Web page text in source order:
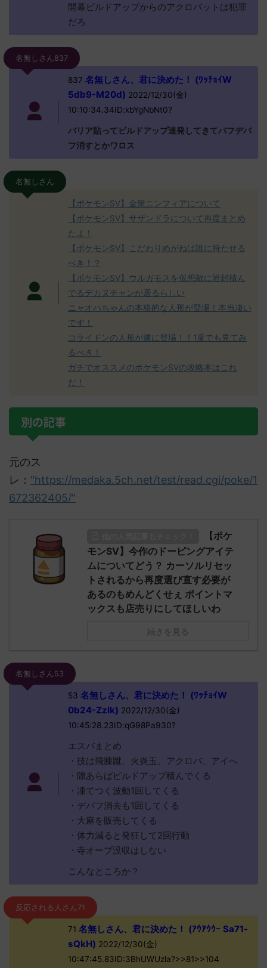
開幕ビルドアップからのアクロバットは犯罪
だろ
名無しさん837
837 名無しさん、君に決めた！ (ﾜｯﾁｮｲW
5db9-M20d) 2022/12/30(金)
10:10:34.34ID:kbYgNbNt0?
バリア貼ってビルドアップ連発してきてバフデバ
フ消すとかワロス
名無しさん
【ポケモンSV】金策ニンフィアについて
【ポケモンSV】サザンドラについて再度まとめ
たよ！
【ポケモンSV】こだわりめがねは誰に持たせる
べき！？
【ポケモンSV】ウルガモスを仮想敵に岩封積ん
でるデカヌチャンが居るらしい
ニャオハちゃんの本格的な人形が登場！本当凄い
です！
コライドンの人形が遂に登場！！1度でも見てみ
るべき！
ガチでオススメのポケモンSVの攻略本はこれ
だ！
別の記事
元のス
レ： "https://medaka.5ch.net/test/read.cgi/poke/1
672362405/"
【ポケ
モンSV】今作のドーピングアイテ
ムについてどう？ カーソルリセッ
トされるから再度選び直す必要が
あるのもめんどくせぇ ポイントマ
ックスも店売りにしてほしいわ
続きを見る
名無しさん53
53 名無しさん、君に決めた！ (ﾜｯﾁｮｲW
0b24-Zzlk) 2022/12/30(金)
10:45:28.23ID:qG98Pa930?
エスバまとめ
・技は飛膝蹴、火炎玉、アクロバ、アイへ
・隙あらばビルドアップ積んでくる
・凍てつく波動1回してくる
・デバフ消去も1回してくる
・大麻を販売してくる
・体力減ると発狂して2回行動
・寺オーブ没収はしない
こんなところか？
反応される人さん71
71 名無しさん、君に決めた！ (ｱｳｱｳｳｰ Sa71-
sQkH) 2022/12/30(金)
10:47:45.83ID:3BhUWUzla?>>81>>104